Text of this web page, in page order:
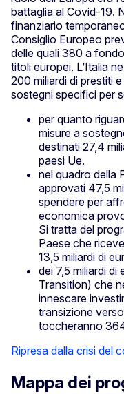
battaglia al Covid-19.
finanziario
Consiglio Europeo
delle quali 380 a
titoli europei. L’Italia
200 miliardi di prestiti
sostegni specifici per
per quanto
misure a
destinati 27,4
paesi Ue.
nel quadro della
approvati 47,5
spendere per
economica
Si tratta del
Paese che
13,5 miliardi di
dei 7,5 miliardi
Transition) che
innescare
transizione
toccheranno
Ripresa dalla crisi del
Mappa dei